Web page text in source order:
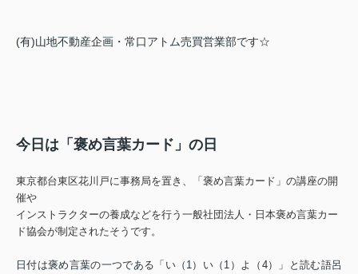
(有)山地不動産企画・常口アトム売買営業部です☆
今日は「褒め言葉カード」の日
東京都台東区花川戸に事務局を置き、「褒め言葉カード」の講座の開
催や
インストラクターの養成などを行う一般社団法人・日本褒め言葉カー
ド協会が制定されたそうです。
日付は褒め言葉の一つである「い（1）い（1）よ（4）」と読む語呂